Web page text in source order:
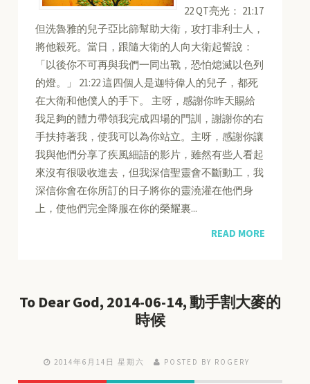
22 QT亮光： 21:17
但洗魯雅的兒子亞比篩幫助大衛，攻打非利士人，
將他殺死。當日，跟隨大衛的人向大衛起誓說：
「以後你不可再與我們一同出戰，恐怕熄滅以色列
的燈。」 21:22 這四個人是迦特偉人的兒子，都死
在大衛和他僕人的手下。 主呀，感謝你昨天賜給
我足夠的體力帶領我完成四場的門訓，謝謝你的右
手扶持著我，使我可以為你站立。主呀，感謝你讓
我與他們分享了疾風細語的影片，雖然有些人看起
來沒有很吸收進去，但我深信聖靈會不斷動工，我
深信你會在你所訂的日子將你的靈澆灌在他們身
上，使他們完全降服在你的榮耀裏...
READ MORE
To Dear God, 2014-06-14, 動手割大麥的
時候
2014年6月14日 星期六 POSTED BY ROGERY